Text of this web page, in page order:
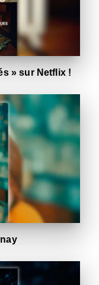
» sur Netflix !